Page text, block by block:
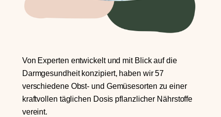
Von Experten entwickelt und mit Blick auf die
Darmgesundheit konzipiert, haben wir 57
verschiedene Obst- und Gemüsesorten zu einer
kraftvollen täglichen Dosis pflanzlicher Nährstoffe
vereint.